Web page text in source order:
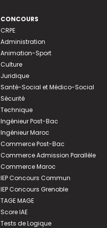
CONCOURS
CRPE
Administration
Animation-Sport
Culture
Juridique
Santé-Social et Médico-Social
Sécurité
Technique
Ingénieur Post-Bac
Ingénieur Maroc
Commerce Post-Bac
Commerce Admission Parallèle
Commerce Maroc
IEP Concours Commun
IEP Concours Grenoble
TAGE MAGE
Score IAE
Tests de Logique